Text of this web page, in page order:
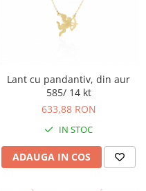
Lant cu pandantiv, din aur
585/ 14 kt
633,88 RON
IN STOC
ADAUGA IN COS